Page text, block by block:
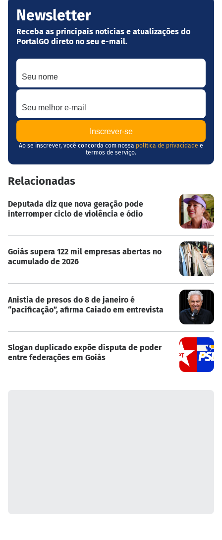
Newsletter
Receba as principais notícias e atualizações do
PortalGO direto no seu e-mail.
Seu nome
Seu melhor e-mail
Ao se inscrever, você concorda com nossa política de privacidade e
termos de serviço.
Relacionadas
Deputada diz que nova geração pode
interromper ciclo de violência e ódio
Goiás supera 122 mil empresas abertas no
acumulado de 2026
Anistia de presos do 8 de janeiro é
“pacificação”, afirma Caiado em entrevista
Slogan duplicado expõe disputa de poder
entre federações em Goiás